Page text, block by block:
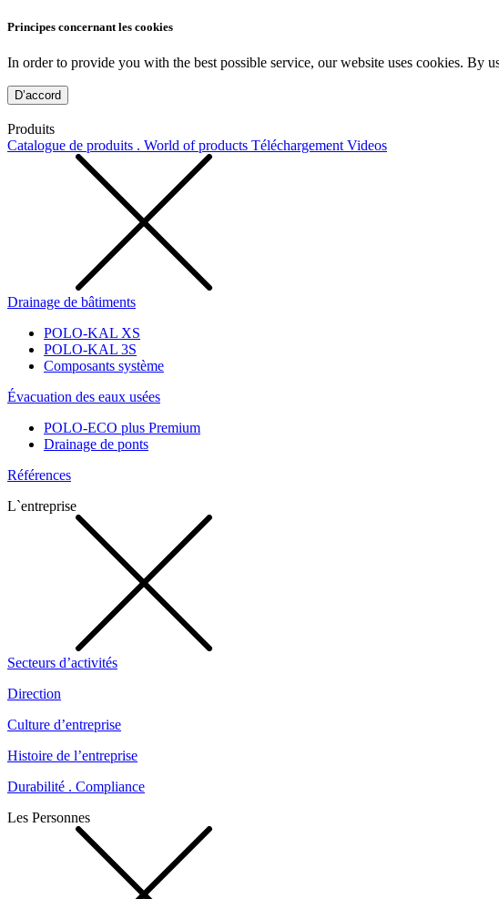
Principes concernant les cookies
In order to provide you with the best possible service, our website uses cookies. By
D’accord
Produits
Catalogue de produits . World of products Téléchargement Videos
Drainage de bâtiments
POLO-KAL XS
POLO-KAL 3S
Composants système
Évacuation des eaux usées
POLO-ECO plus Premium
Drainage de ponts
Références
L`entreprise
Secteurs d’activités
Direction
Culture d’entreprise
Histoire de l’entreprise
Durabilité . Compliance
Les Personnes